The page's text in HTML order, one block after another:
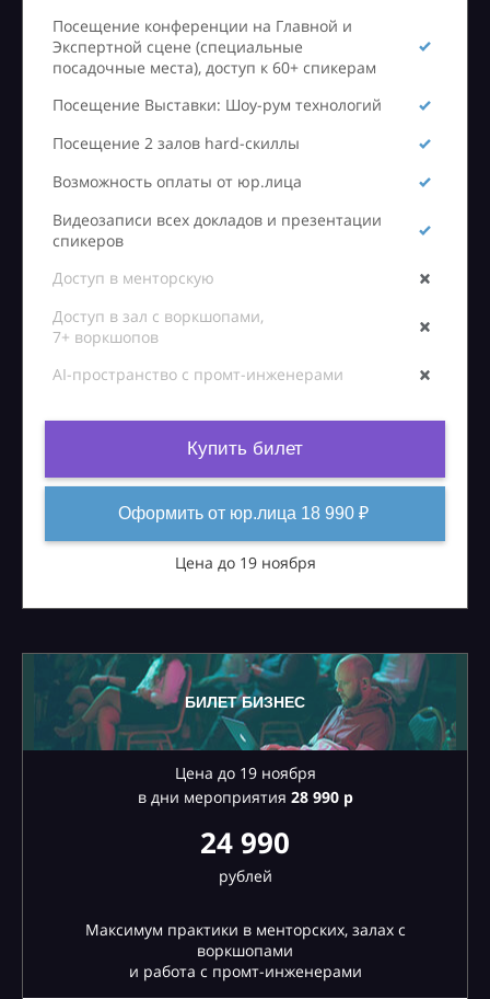
Посещение конференции на Главной и
Экспертной сцене (специальные
посадочные места), доступ к 60+ спикерам
Посещение Выставки: Шоу-рум технологий
Посещение 2 залов hard-скиллы
Возможность оплаты от юр.лица
Видеозаписи всех докладов и презентации
спикеров
Доступ в менторскую
Доступ в зал с воркшопами,
7+ воркшопов
AI-пространство с промт-инженерами
Купить билет
Оформить от юр.лица 18 990 ₽
Цена до 19 ноября
БИЛЕТ БИЗНЕС
Цена до 19 ноября
в дни мероприятия 28990 р
24 990
рублей
Максимум практики в менторских, залах с
воркшопами
и работа с промт-инженерами